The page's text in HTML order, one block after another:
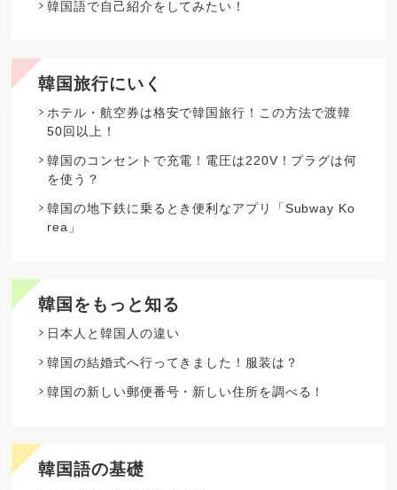
韓国語で自己紹介をしてみたい！
韓国旅行にいく
ホテル・航空券は格安で韓国旅行！この方法で渡韓
50回以上！
韓国のコンセントで充電！電圧は220V！プラグは何
を使う？
韓国の地下鉄に乗るとき便利なアプリ「Subway Ko
rea」
韓国をもっと知る
日本人と韓国人の違い
韓国の結婚式へ行ってきました！服装は？
韓国の新しい郵便番号・新しい住所を調べる！
韓国語の基礎